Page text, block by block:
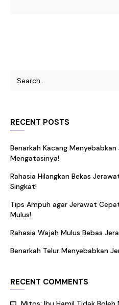
RECENT POSTS
Benarkah Kacang
Mengatasinya!
Rahasia Hilangkan Bekas
Singkat!
Tips Ampuh agar Jerawat
Mulus!
Rahasia Wajah Mulus Bebas
Benarkah Telur Menyebabkan
RECENT COMMENTS